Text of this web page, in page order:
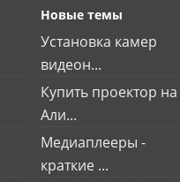
Новые темы
Установка камер
видеон...
Купить проектор на
Али...
Медиаплееры -
краткие ...